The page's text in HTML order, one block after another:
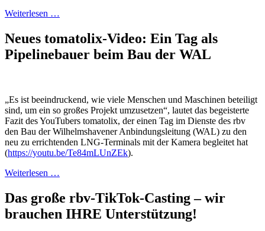
Weiterlesen …
Neues tomatolix-Video: Ein Tag als
Pipelinebauer beim Bau der WAL
„Es ist beeindruckend, wie viele Menschen und Maschinen beteiligt
sind, um ein so großes Projekt umzusetzen“, lautet das begeisterte
Fazit des YouTubers tomatolix, der einen Tag im Dienste des rbv
den Bau der Wilhelmshavener Anbindungsleitung (WAL) zu den
neu zu errichtenden LNG-Terminals mit der Kamera begleitet hat
(https://youtu.be/Te84mLUnZEk).
Weiterlesen …
Das große rbv-TikTok-Casting – wir
brauchen IHRE Unterstützung!